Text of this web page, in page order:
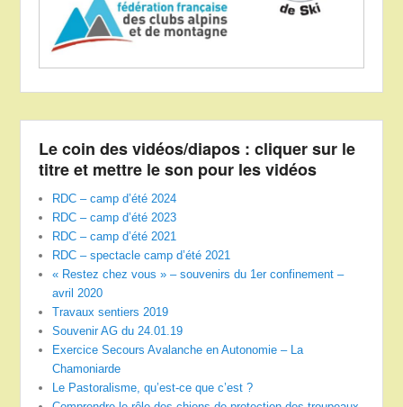
Le coin des vidéos/diapos : cliquer sur le
titre et mettre le son pour les vidéos
RDC – camp d’été 2024
RDC – camp d’été 2023
RDC – camp d’été 2021
RDC – spectacle camp d’été 2021
« Restez chez vous » – souvenirs du 1er confinement –
avril 2020
Travaux sentiers 2019
Souvenir AG du 24.01.19
Exercice Secours Avalanche en Autonomie – La
Chamoniarde
Le Pastoralisme, qu’est-ce que c’est ?